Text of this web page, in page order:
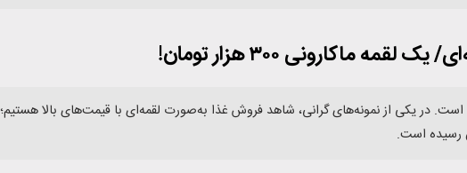
۳۰۰ هزار تومان!
در یکی از نمونه‌های گرانی، شاهد فروش غذا به‌صورت لقمه‌ای با قیمت‌های بالا هستیم؛